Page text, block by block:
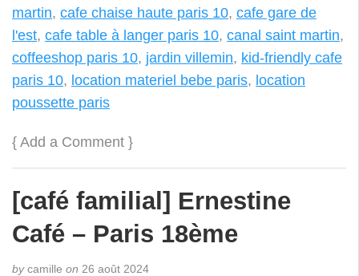
martin, cafe chaise haute paris 10, cafe gare de
l'est, cafe table à langer paris 10, canal saint martin,
coffeeshop paris 10, jardin villemin, kid-friendly cafe
paris 10, location materiel bebe paris, location
poussette paris
{ Add a Comment }
[café familial] Ernestine
Café – Paris 18ème
bycamille on 26 août 2024